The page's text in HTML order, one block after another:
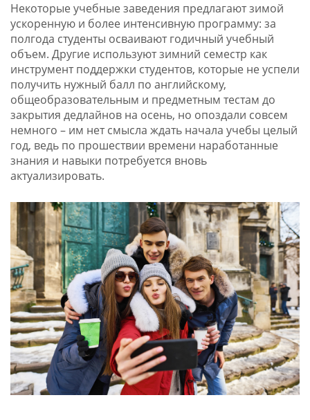
Некоторые учебные заведения предлагают зимой
ускоренную и более интенсивную программу: за
полгода студенты осваивают годичный учебный
объем. Другие используют зимний семестр как
инструмент поддержки студентов, которые не успели
получить нужный балл по английскому,
общеобразовательным и предметным тестам до
закрытия дедлайнов на осень, но опоздали совсем
немного – им нет смысла ждать начала учебы целый
год, ведь по прошествии времени наработанные
знания и навыки потребуется вновь
актуализировать.